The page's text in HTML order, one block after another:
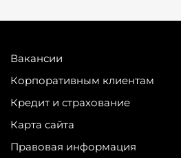
Вакансии
Корпоративным клиентам
Кредит и страхование
Карта сайта
Правовая информация